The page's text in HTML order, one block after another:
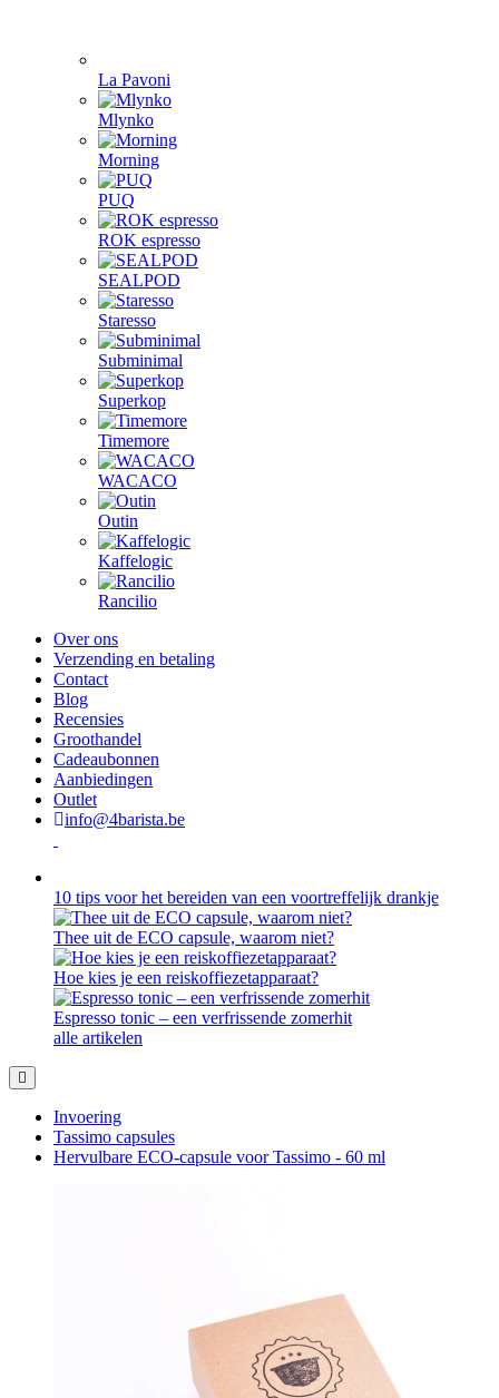
La Pavoni
Mlynko
Morning
PUQ
ROK espresso
SEALPOD
Staresso
Subminimal
Superkop
Timemore
WACACO
Outin
Kaffelogic
Rancilio
Over ons
Verzending en betaling
Contact
Blog
Recensies
Groothandel
Cadeaubonnen
Aanbiedingen
Outlet
info@4barista.be
10 tips voor het bereiden van een voortreffelijk drankje
Thee uit de ECO capsule, waarom niet?
Hoe kies je een reiskoffiezetapparaat?
Espresso tonic – een verfrissende zomerhit
alle artikelen
Invoering
Tassimo capsules
Hervulbare ECO-capsule voor Tassimo - 60 ml